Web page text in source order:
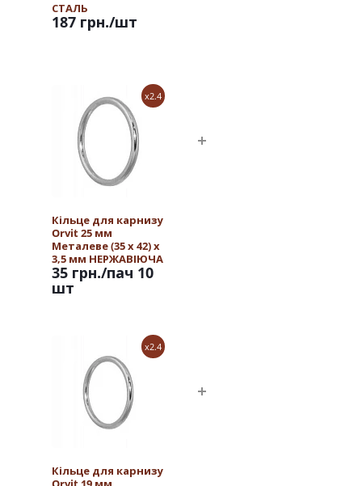
СТАЛЬ
187 грн./шт
x2.4
Кільце для карнизу
Orvit 25 мм
Металеве (35 х 42) х
3,5 мм НЕРЖАВІЮЧА
СТАЛЬ
35 грн./пач 10
шт
x2.4
Кільце для карнизу